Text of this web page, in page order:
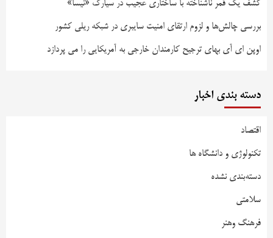
کشف یک قمر ناشناخته با ساختاری عجیب در سیارک «نیسا»
بررسی چالش‌ها و لزوم ارتقای امنیت سایبری در شبکه ریلی کشور
اوپن ای آی بهای ترجیح کارمندان خارجی به آمریکایی را می پردازد
دسته بندی اخبار
اقتصاد
تکنولوژی و دانشگاه ها
دسته‌بندی نشده
سلامتی
فرهنگ وهنر